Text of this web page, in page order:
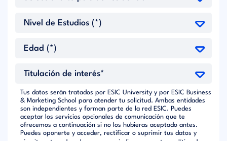
Tus datos serán tratados por ESIC University y por ESIC Business
& Marketing School para atender tu solicitud. Ambas entidades
son independientes y forman parte de la red ESIC. Puedes
aceptar los servicios opcionales de comunicación que te
ofrecemos a continuación si no los hubieras aceptado antes.
Puedes oponerte y acceder, rectificar o suprimir tus datos y